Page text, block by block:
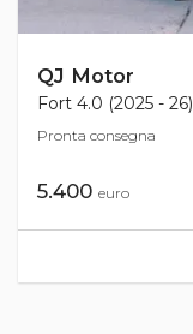
QJ Motor
Fort 4.0 (2025 - 26)
Pronta consegna
5.400 euro